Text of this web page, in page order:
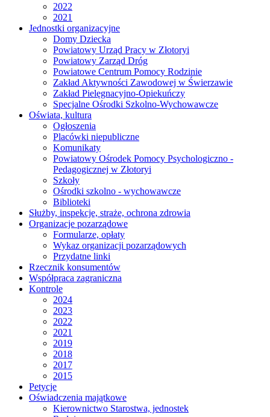
2022
2021
Jednostki organizacyjne
Domy Dziecka
Powiatowy Urząd Pracy w Złotoryi
Powiatowy Zarząd Dróg
Powiatowe Centrum Pomocy Rodzinie
Zakład Aktywności Zawodowej w Świerzawie
Zakład Pielęgnacyjno-Opiekuńczy
Specjalne Ośrodki Szkolno-Wychowawcze
Oświata, kultura
Ogłoszenia
Placówki niepubliczne
Komunikaty
Powiatowy Ośrodek Pomocy Psychologiczno -
Pedagogicznej w Złotoryi
Szkoły
Ośrodki szkolno - wychowawcze
Biblioteki
Służby, inspekcje, straże, ochrona zdrowia
Organizacje pozarządowe
Formularze, opłaty
Wykaz organizacji pozarządowych
Przydatne linki
Rzecznik konsumentów
Współpraca zagraniczna
Kontrole
2024
2023
2022
2021
2019
2018
2017
2015
Petycje
Oświadczenia majątkowe
Kierownictwo Starostwa, jednostek